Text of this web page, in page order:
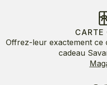
CARTE
Offrez-leur exactement ce
cadeau